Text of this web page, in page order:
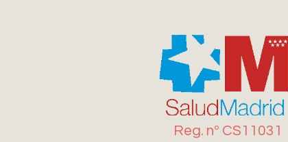
Reg. nº CS11031